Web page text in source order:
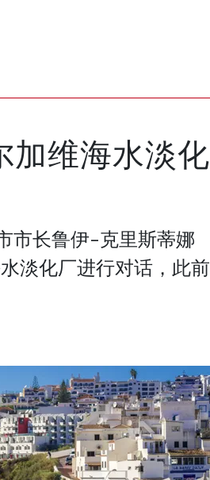
加维海水淡化
市长鲁伊-克里斯蒂娜
淡化厂进行对话，此前